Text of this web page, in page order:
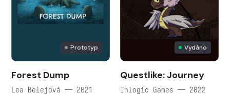
Prototyp
Forest Dump
Lea Belejová — 2021
Vydáno
Questlike: Journey
Inlogic Games — 2022